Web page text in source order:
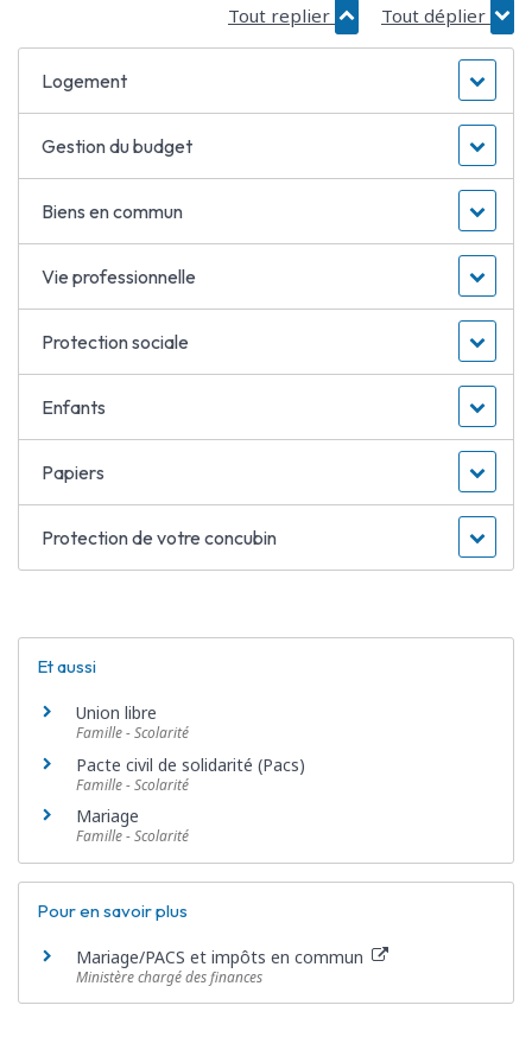
Tout replier Tout déplier
Logement
Gestion du budget
Biens en commun
Vie professionnelle
Protection sociale
Enfants
Papiers
Protection de votre concubin
Et aussi
Union libre
Famille - Scolarité
Pacte civil de solidarité (Pacs)
Famille - Scolarité
Mariage
Famille - Scolarité
Pour en savoir plus
Mariage/PACS et impôts en commun
Ministère chargé des finances